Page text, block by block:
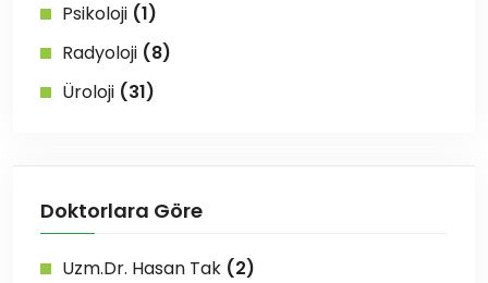
Psikoloji (1)
Radyoloji (8)
Üroloji (31)
Doktorlara Göre
Uzm.Dr. Hasan Tak (2)